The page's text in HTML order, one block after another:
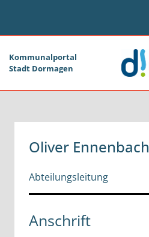
Kommunalportal
Stadt Dormagen
Oliver Ennenbach
Abteilungsleitung
Anschrift